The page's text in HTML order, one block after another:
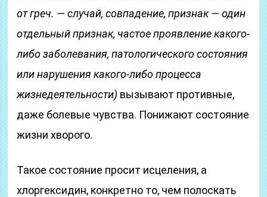
от греч. — случай, совпадение, признак — один
отдельный признак, частое проявление какого-
либо заболевания, патологического состояния
или нарушения какого-либо процесса
жизнедеятельности) вызывают противные,
даже болевые чувства. Понижают состояние
жизни хворого.
Такое состояние просит исцеления, а
хлоргексидин, конкретно то, чем полоскать